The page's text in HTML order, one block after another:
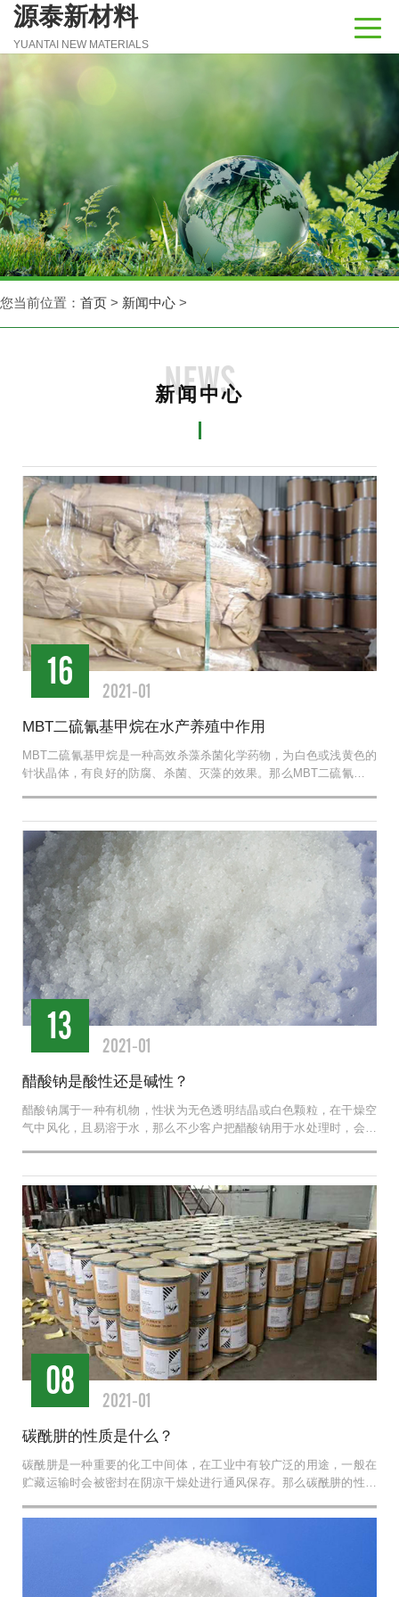
源泰新材料
YUANTAI NEW MATERIALS
您当前位置： 首页 > 新闻中心 >
NEWS
新闻中心
2021-01
16
MBT二硫氰基甲烷在水产养殖中作用
MBT二硫氰基甲烷是一种高效杀藻杀菌化学药物，为白色或浅黄色的
针状晶体，有良好的防腐、杀菌、灭藻的效果。那么MBT二硫氰基甲
2021-01
13
醋酸钠是酸性还是碱性？
醋酸钠属于一种有机物，性状为无色透明结晶或白色颗粒，在干燥空
气中风化，且易溶于水，那么不少客户把醋酸钠用于水处理时，会感
2021-01
08
碳酰肼的性质是什么？
碳酰肼是一种重要的化工中间体，在工业中有较广泛的用途，一般在
贮藏运输时会被密封在阴凉干燥处进行通风保存。那么碳酰肼的性质